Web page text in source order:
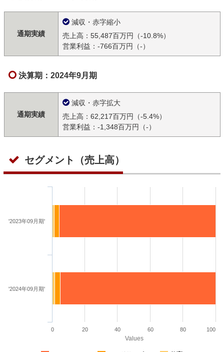
通期実績
減収・赤字縮小
売上高：55,487百万円（-10.8%）
営業利益：-766百万円（-）
決算期：2024年9月期
通期実績
減収・赤字拡大
売上高：62,217百万円（-5.4%）
営業利益：-1,348百万円（-）
セグメント（売上高）
Values
'2023年09月期'
'2024年09月期'
0 20 40 60 80 100